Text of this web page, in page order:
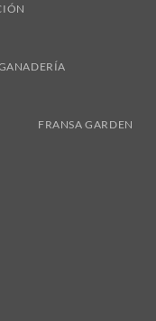
FRANSA GARDEN